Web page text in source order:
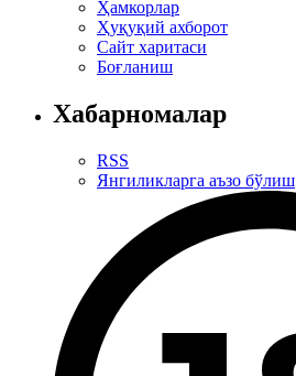
Ҳамкорлар
Ҳуқуқий ахборот
Сайт харитаси
Боғланиш
Хабарномалар
RSS
Янгиликларга аъзо бўлиш